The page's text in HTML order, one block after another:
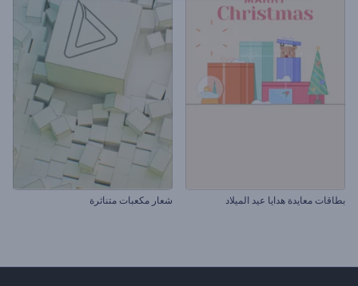
بطاقات معايدة هدايا عيد الميلاد شعار مكعبات متناثرة